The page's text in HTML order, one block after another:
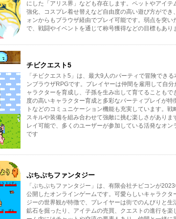
にした「アリス界」なども存在します。ペットやアイテ
強化、コスプレ着せ替えなど自由度の高い遊び方ができ
ォンからもブラウザ経由でプレイ可能です。弱点を突い
で、戦闘やイベントを通じて称号獲得などの目標もあり
チビクエスト5
「チビクエスト5」は、最大9人のパーティで冒険でき
ンブラウザRPGです。プレイヤーは仲間を雇用して自分
ャラクターを育成し、子孫を生み出して育てることもで
度の高いキャラクター育成と多彩なパーティプレイが特
トなどのコミュニケーション機能も充実しています。戦
スキルや装備を組み合わせて強敵に挑む楽しさがありま
レイ可能で、多くのユーザーが参加している活発なオン
です
ぷちぷちファンタジー
「ぷちぷちファンタジー」は、有限会社チビコンが
公開したオンラインゲームです。可愛らしいキャラクタ
ジーの世界観が特徴で、プレイヤーは街でのんびりと生
鉱石を掘ったり、アイテムの売買、クエストの進行を楽